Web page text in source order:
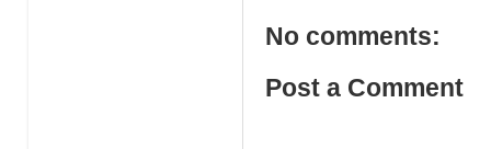
No comments:
Post a Comment